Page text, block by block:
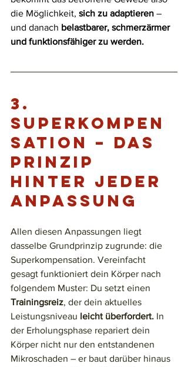
die Möglichkeit, sich zu adaptieren –
und danach belastbarer, schmerzärmer
und funktionsfähiger zu werden.
3.
Superkompen
sation – das
Prinzip
hinter jeder
Anpassung
Allen diesen Anpassungen liegt
dasselbe Grundprinzip zugrunde: die
Superkompensation. Vereinfacht
gesagt funktioniert dein Körper nach
folgendem Muster: Du setzt einen
Trainingsreiz, der dein aktuelles
Leistungsniveau leicht überfordert. In
der Erholungsphase repariert dein
Körper nicht nur den entstandenen
Mikroschaden – er baut darüber hinaus